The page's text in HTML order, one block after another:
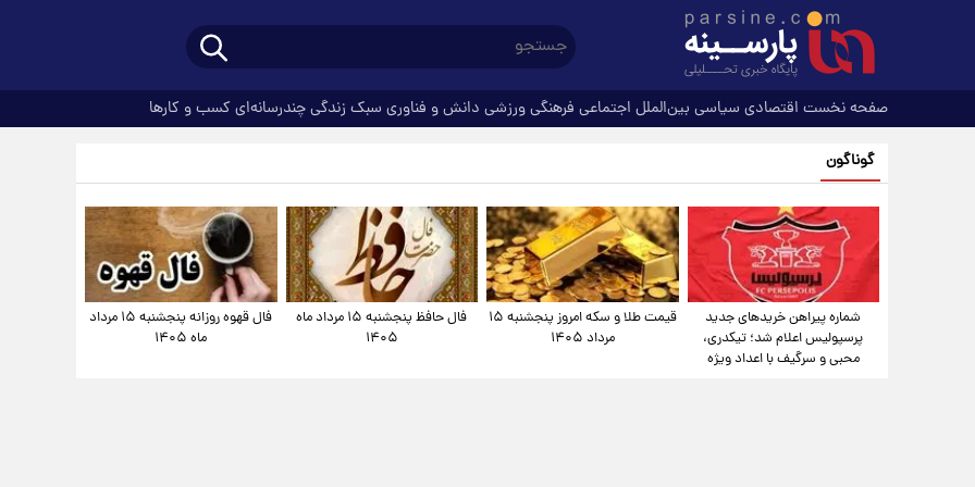
صفحه نخست اقتصادی سیاسی بین‌الملل اجتماعی فرهنگیورزشی دانش و فناوری سبک زندگیچندرسانه‌ای کسب و کارها
گوناگون
شماره پیراهن خریدهای جدید
پرسپولیس اعلام شد؛ تیکدری،
محبی و سرگیف با اعداد ویژه
قیمت طلا و سکه امروز پنجشنبه ۱۵
مرداد ۱۴۰۵
فال حافظ پنجشنبه ۱۵ مرداد ماه
۱۴۰۵
فال قهوه روزانه پنجشنبه ۱۵ مرداد
ماه ۱۴۰۵